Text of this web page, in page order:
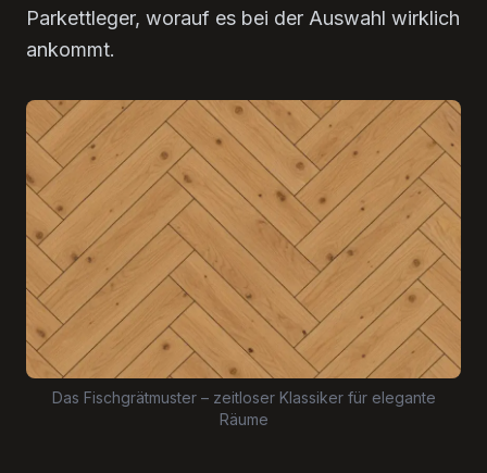
Parkettleger, worauf es bei der Auswahl wirklich
ankommt.
Das Fischgrätmuster – zeitloser Klassiker für elegante
Räume